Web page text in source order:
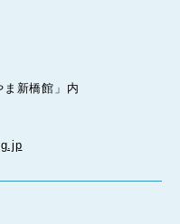
ま新橋館」内